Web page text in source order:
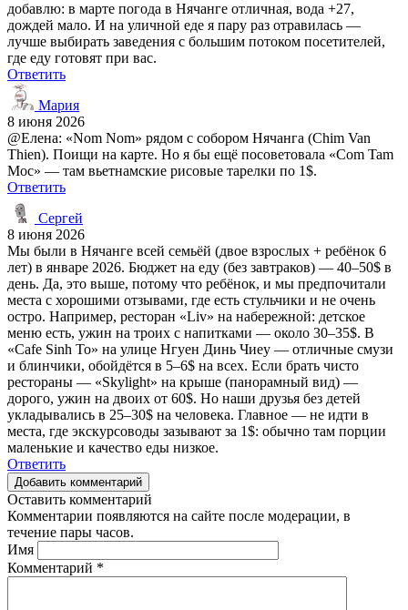
добавлю: в марте погода в Нячанге отличная, вода +27,
дождей мало. И на уличной еде я пару раз отравилась —
лучше выбирать заведения с большим потоком посетителей,
где еду готовят при вас.
Ответить
Мария
8 июня 2026
@Елена: «Nom Nom» рядом с собором Нячанга (Chim Van
Thien). Поищи на карте. Но я бы ещё посоветовала «Com Tam
Moc» — там вьетнамские рисовые тарелки по 1$.
Ответить
Сергей
8 июня 2026
Мы были в Нячанге всей семьёй (двое взрослых + ребёнок 6
лет) в январе 2026. Бюджет на еду (без завтраков) — 40–50$ в
день. Да, это выше, потому что ребёнок, и мы предпочитали
места с хорошими отзывами, где есть стульчики и не очень
остро. Например, ресторан «Liv» на набережной: детское
меню есть, ужин на троих с напитками — около 30–35$. В
«Cafe Sinh To» на улице Нгуен Динь Чиеу — отличные смузи
и блинчики, обойдётся в 5–6$ на всех. Если брать чисто
рестораны — «Skylight» на крыше (панорамный вид) —
дорого, ужин на двоих от 60$. Но наши друзья без детей
укладывались в 25–30$ на человека. Главное — не идти в
места, где экскурсоводы зазывают за 1$: обычно там порции
маленькие и качество еды низкое.
Ответить
Добавить комментарий
Оставить комментарий
Комментарии появляются на сайте после модерации, в
течение пары часов.
Имя
Комментарий *